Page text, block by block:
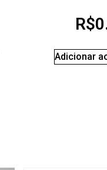
R$
Adicionar